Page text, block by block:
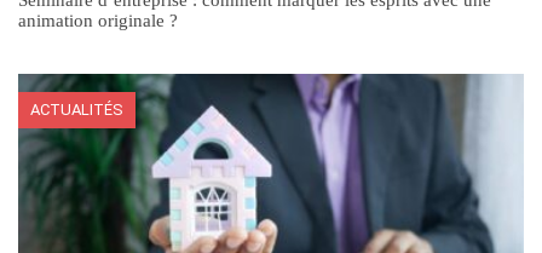
animation originale ?
ACTUALITÉS